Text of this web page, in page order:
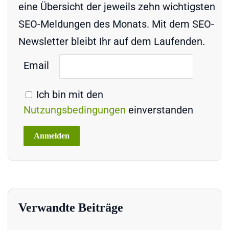
eine Übersicht der jeweils zehn wichtigsten
SEO-Meldungen des Monats. Mit dem SEO-
Newsletter bleibt Ihr auf dem Laufenden.
Email
Ich bin mit den
Nutzungsbedingungen einverstanden
Verwandte Beiträge